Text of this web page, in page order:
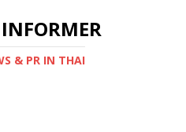
& PR IN THAI